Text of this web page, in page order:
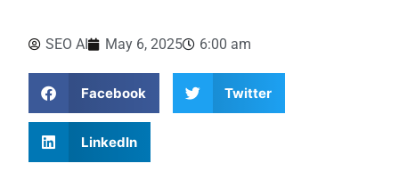
SEO AI May 6, 2025 6:00 am
Facebook Twitter
LinkedIn